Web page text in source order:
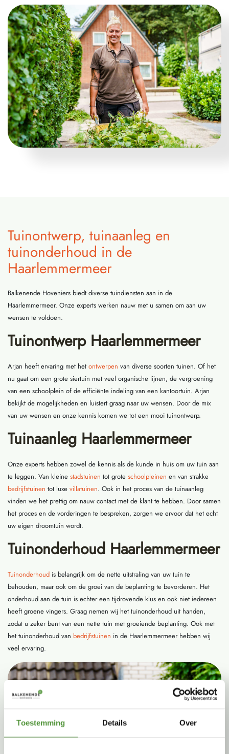
Toestemming Details Over
Tuinontwerp, tuinaanleg en
tuinonderhoud in de
Haarlemmermeer
Balkenende Hoveniers biedt diverse tuindiensten aan in de
Haarlemmermeer. Onze experts werken nauw met u samen om aan uw
wensen te voldoen.
Tuinontwerp Haarlemmermeer
Arjan heeft ervaring met het ontwerpen van diverse soorten tuinen. Of het
nu gaat om een grote siertuin met veel organische lijnen, de vergroening
van een schoolplein of de efficiënte indeling van een kantoortuin. Arjan
bekijkt de mogelijkheden en luistert graag naar uw wensen. Door de mix
van uw wensen en onze kennis komen we tot een mooi tuinontwerp.
Tuinaanleg Haarlemmermeer
Onze experts hebben zowel de kennis als de kunde in huis om uw tuin aan
te leggen. Van kleine stadstuinen tot grote schoolpleinen en van strakke
bedrijfstuinen tot luxe villatuinen. Ook in het proces van de tuinaanleg
vinden we het prettig om nauw contact met de klant te hebben. Door samen
het proces en de vorderingen te bespreken, zorgen we ervoor dat het echt
uw eigen droomtuin wordt.
Tuinonderhoud Haarlemmermeer
Tuinonderhoud is belangrijk om de nette uitstraling van uw tuin te
behouden, maar ook om de groei van de beplanting te bevorderen. Het
onderhoud aan de tuin is echter een tijdrovende klus en ook niet iedereen
heeft groene vingers. Graag nemen wij het tuinonderhoud uit handen,
zodat u zeker bent van een nette tuin met groeiende beplanting. Ook met
het tuinonderhoud van bedrijfstuinen in de Haarlemmermeer hebben wij
veel ervaring.